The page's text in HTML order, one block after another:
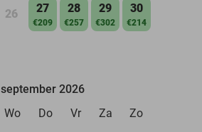
26 27
€209
28
€257
29
€302
30
€214
september 2026
Wo Do Vr Za Zo